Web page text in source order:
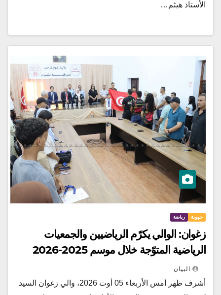
الأستاذ هيثم…
جهوية رياضة
زغوان: الوالي يكرّم الرياضيين والجمعيات
الرياضية المتوّجة خلال موسم 2025-2026
البيان
أشرف ظهر أمس الأربعاء 05 أوت 2026، والي زغوان السيد